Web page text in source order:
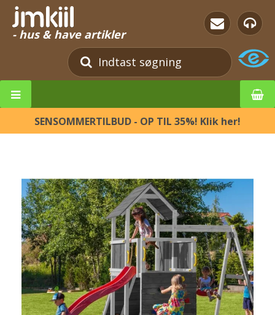
- hus & have artikler
SENSOMMERTILBUD - OP TIL 35%! Klik her!